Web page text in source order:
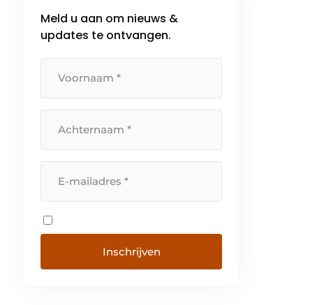
Meld u aan om nieuws &
updates te ontvangen.